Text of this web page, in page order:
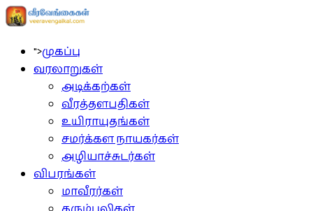
">முகப்பு
வரலாறுகள்
அடிக்கற்கள்
வீரத்தளபதிகள்
உயிராயுதங்கள்
சமர்க்கள நாயகர்கள்
அழியாச்சுடர்கள்
விபரங்கள்
மாவீரர்கள்